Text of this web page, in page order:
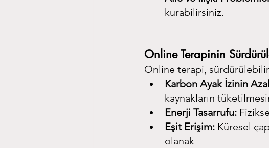
kurabilirsiniz.
Online Terapinin
Online terapi,
Karbon Ayak İzinin
kaynakların
Enerji Tasarrufu:
Eşit Erişim: Küresel
olanak